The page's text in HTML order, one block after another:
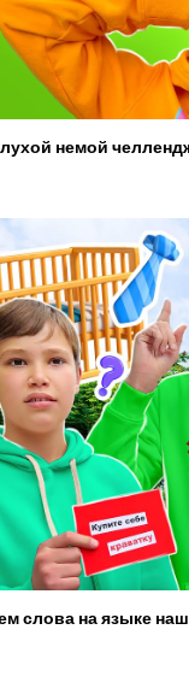
немой
слова на языке